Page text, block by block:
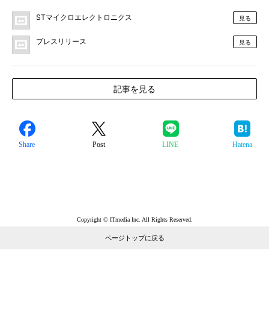
STマイクロエレクトロニクス 見る
プレスリリース 見る
記事を見る
Share Post LINE Hatena
Copyright © ITmedia Inc. All Rights Reserved.
ページトップに戻る